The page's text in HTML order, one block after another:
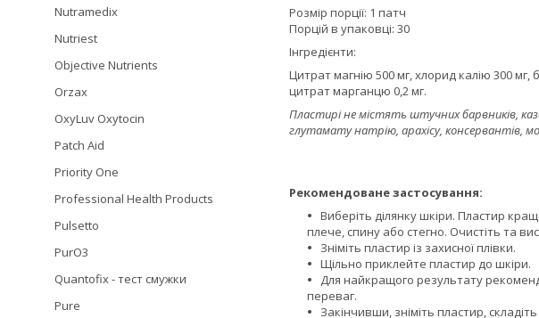
Розмір порції: 1 патч
Порцій в упаковці: 30
Інгредієнти:
Цитрат магнію 500 мг, хлорид калію 300 мг,
цитрат марганцю 0,2 мг.
Пластирі не містять штучних барвників,
глутамату натрію, арахісу, консервантів,
Рекомендоване застосування:
Виберіть ділянку шкіри. Пластир
плече, спину або стегно. Очистіть та
Зніміть пластир із захисної плівки.
Щільно приклейте пластир до шкіри.
Для найкращого результату
переваг.
Закінчивши, зніміть пластир,
Nutramedix
Nutriest
Objective Nutrients
Orzax
OxyLuv Oxytocin
Patch Aid
Priority One
Professional Health Products
Pulsetto
PurO3
Quantofix - тест смужки
Pure